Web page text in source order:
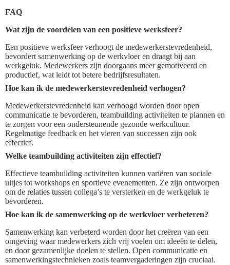
FAQ
Wat zijn de voordelen van een positieve werksfeer?
Een positieve werksfeer verhoogt de medewerkerstevredenheid,
bevordert samenwerking op de werkvloer en draagt bij aan
werkgeluk. Medewerkers zijn doorgaans meer gemotiveerd en
productief, wat leidt tot betere bedrijfsresultaten.
Hoe kan ik de medewerkerstevredenheid verhogen?
Medewerkerstevredenheid kan verhoogd worden door open
communicatie te bevorderen, teambuilding activiteiten te plannen en
te zorgen voor een ondersteunende gezonde werkcultuur.
Regelmatige feedback en het vieren van successen zijn ook
effectief.
Welke teambuilding activiteiten zijn effectief?
Effectieve teambuilding activiteiten kunnen variëren van sociale
uitjes tot workshops en sportieve evenementen. Ze zijn ontworpen
om de relaties tussen collega’s te versterken en de werkgeluk te
bevorderen.
Hoe kan ik de samenwerking op de werkvloer verbeteren?
Samenwerking kan verbeterd worden door het creëren van een
omgeving waar medewerkers zich vrij voelen om ideeën te delen,
en door gezamenlijke doelen te stellen. Open communicatie en
samenwerkingstechnieken zoals teamvergaderingen zijn cruciaal.